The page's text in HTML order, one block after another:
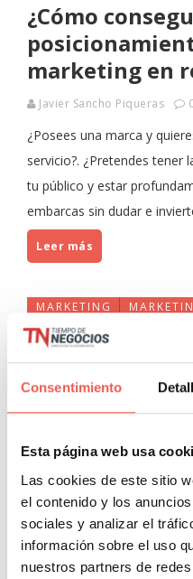
Consentimiento
Esta página web usa
Las cookies de este sitio
el contenido y los
sociales y analizar el
información sobre el uso
nuestros partners de
¿Cómo
marketing en
Javier Sancho Piqueras
¿Posees una marca y
servicio?. ¿Pretendes tener
tu público y estar
embarcas sin dudar e
Leer más
MARKETING
7 Pasos para
social media
Javier Sancho Piqueras